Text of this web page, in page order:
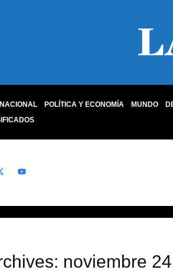
NACIONAL POLÍTICA Y ECONOMÍA MUNDO
noviembre